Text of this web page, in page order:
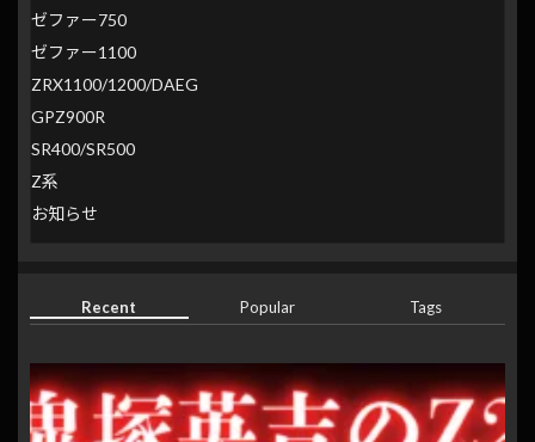
ゼファー750
ゼファー1100
ZRX1100/1200/DAEG
GPZ900R
SR400/SR500
Z系
お知らせ
Recent Popular Tags